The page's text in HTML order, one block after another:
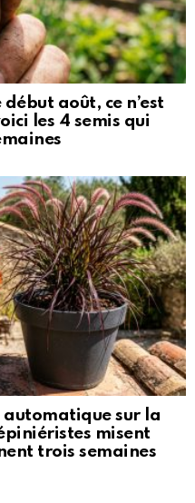
août, ce n’est
les 4 semis qui
automatique sur la
misent
trois semaines